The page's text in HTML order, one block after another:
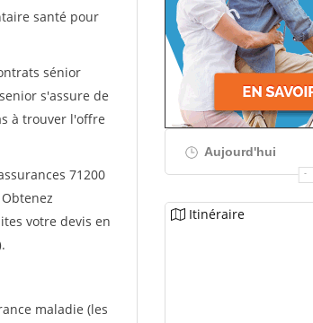
santé pour
sénior
s'assure de
à trouver l'offre
71200
votre devis en
.
maladie (les
Aujourd'hui
Itinéraire